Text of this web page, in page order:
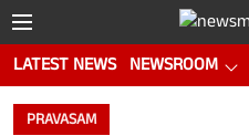
LATEST NEWS NEWSROOM
PRAVASAM